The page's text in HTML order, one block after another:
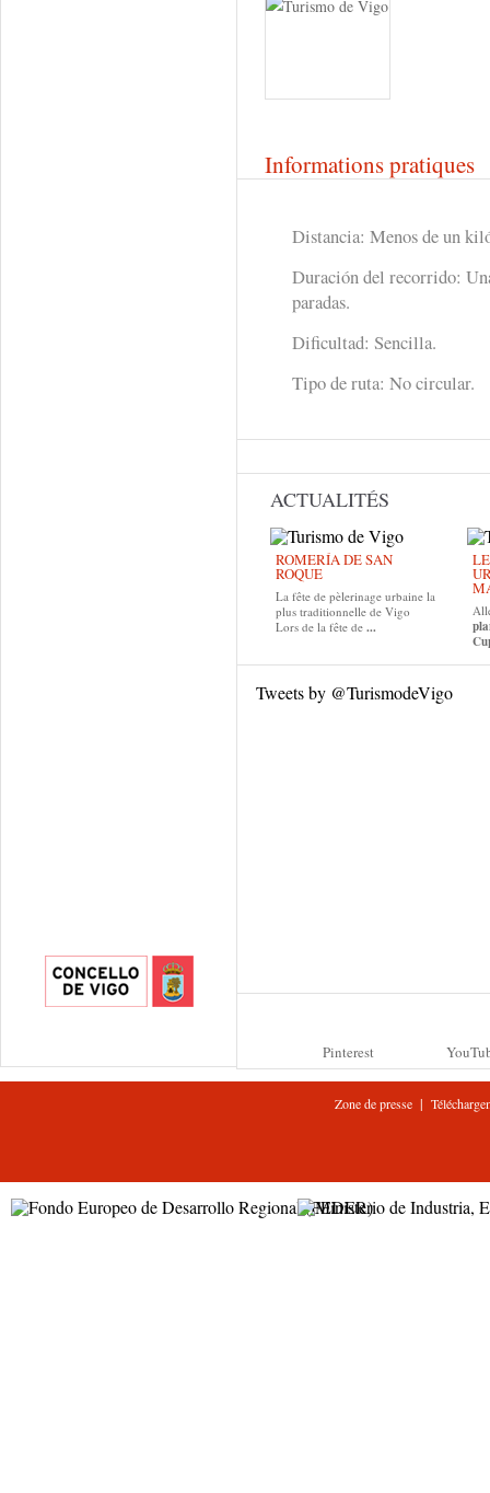
Informations pratiques
Distancia: Menos de un
Duración del recorrido:
paradas.
Dificultad: Sencilla.
Tipo de ruta: No circular.
ACTUALITÉS
ROMERÍA DE SAN
ROQUE
La fête de pèlerinage urbaine la
plus traditionnelle de Vigo
Lors de la fête de ...
Tweets by @TurismodeVigo
Pinterest
Zone de presse |